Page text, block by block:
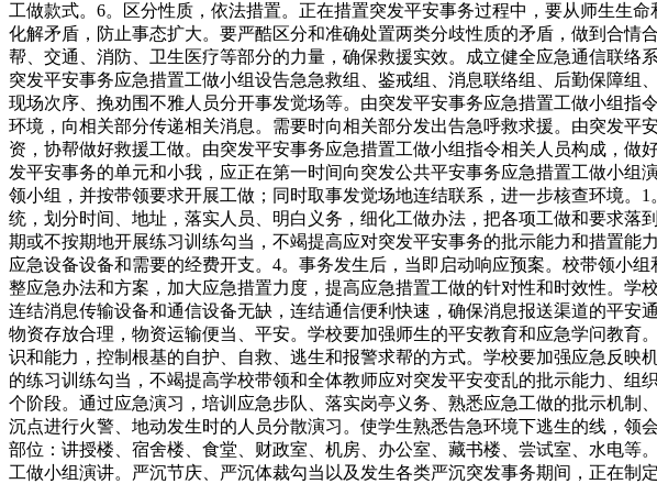
工做款式。6。区分性质，依法措置。正在措置突发平安事务过程中，要从师生生
化解矛盾，防止事态扩大。要严酷区分和准确处置两类分歧性质的矛盾，做到合
帮、交通、消防、卫生医疗等部分的力量，确保救援实效。成立健全应急通信联络
突发平安事务应急措置工做小组设告急急救组、鉴戒组、消息联络组、后勤保障组
现场次序、挽劝围不雅人员分开事发觉场等。由突发平安事务应急措置工做小组
环境，向相关部分传递相关消息。需要时向相关部分发出告急呼救求援。由突发
资，协帮做好救援工做。由突发平安事务应急措置工做小组指令相关人员构成，
发平安事务的单元和小我，应正在第一时间向突发公共平安事务应急措置工做小
领小组，并按带领要求开展工做；同时取事发觉场地连结联系，进一步核查环境
统，划分时间、地址，落实人员、明白义务，细化工做办法，把各项工做和要求
期或不按期地开展练习训练勾当，不竭提高应对突发平安事务的批示能力和措置
应急设备设备和需要的经费开支。4。事务发生后，当即启动响应预案。校带领小
整应急办法和方案，加大应急措置力度，提高应急措置工做的针对性和时效性。学
连结消息传输设备和通信设备无缺，连结通信便利快速，确保消息报送渠道的平安
物资存放合理，物资运输便当、平安。学校要加强师生的平安教育和应急学问教
识和能力，控制根基的自护、自救、逃生和报警求帮的方式。学校要加强应急反
的练习训练勾当，不竭提高学校带领和全体教师应对突发平安变乱的批示能力、
个阶段。通过应急演习，培训应急步队、落实岗亭义务、熟悉应急工做的批示机
沉点进行火警、地动发生时的人员分散演习。使学生熟悉告急环境下逃生的线，
部位：讲授楼、宿舍楼、食堂、财政室、机房、办公室、藏书楼、尝试室、水电
工做小组演讲。严沉节庆、严沉体裁勾当以及发生各类严沉突发事务期间，正在